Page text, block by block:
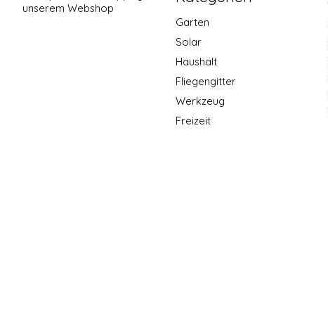
unserem Webshop
Garten
Solar
Haushalt
Fliegengitter
Werkzeug
Freizeit